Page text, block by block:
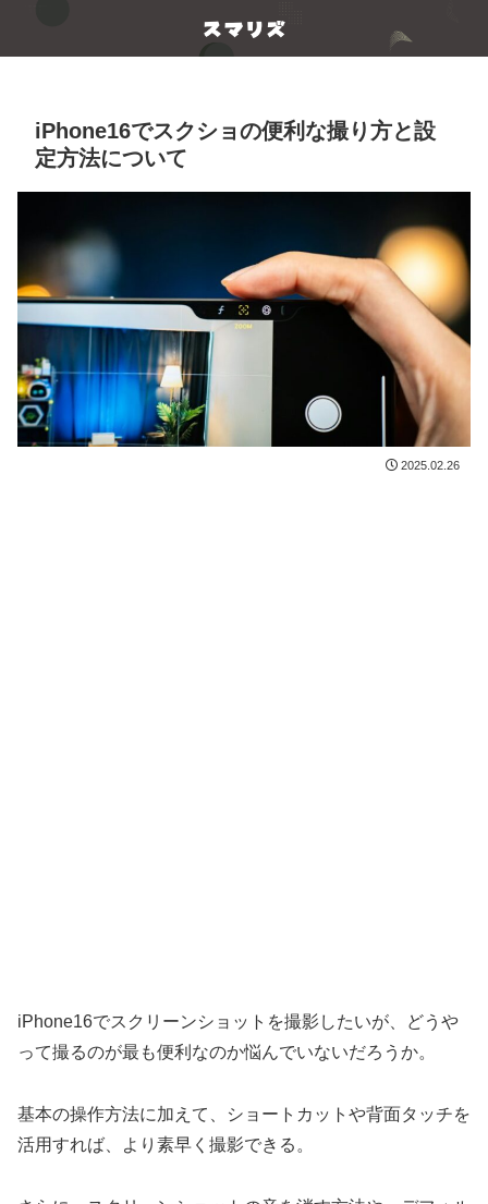
iPhone16でスクショの便利な撮り方と設
定方法について
2025.02.26
iPhone16でスクリーンショットを撮影したいが、どうや
って撮るのが最も便利なのか悩んでいないだろうか。
基本の操作方法に加えて、ショートカットや背面タッチを
活用すれば、より素早く撮影できる。